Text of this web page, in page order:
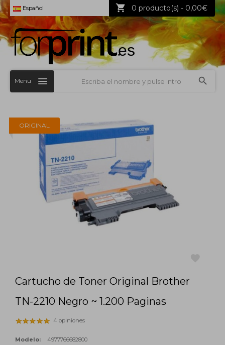
Español 0 producto(s) - 0,00€
Menu
ORIGINAL
Cartucho de Toner Original Brother
TN-2210 Negro ~ 1.200 Paginas
4 opiniones
Modelo:
4977766682800